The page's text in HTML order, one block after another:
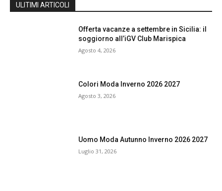
ULITIMI ARTICOLI
Offerta vacanze a settembre in Sicilia: il
soggiorno all’iGV Club Marispica
Agosto 4, 2026
Colori Moda Inverno 2026 2027
Agosto 3, 2026
Uomo Moda Autunno Inverno 2026 2027
Luglio 31, 2026